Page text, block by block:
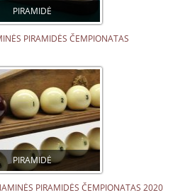
PIRAMIDĖ
PIRAMIDĖS ČEMPIONATAS
PIRAMIDĖ
PIRAMIDĖS ČEMPIONATAS 2020